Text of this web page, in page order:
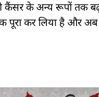
कैंसर के अन्य रूपों तक
कर लिया है और अब